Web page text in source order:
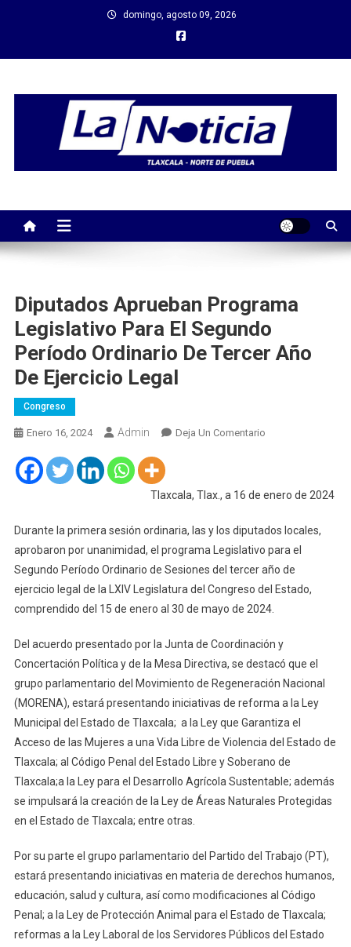
domingo, agosto 09, 2026
Diputados Aprueban Programa
Legislativo Para El Segundo
Período Ordinario De Tercer Año
De Ejercicio Legal
Congreso
Enero 16, 2024 Admin Deja Un ComentarioEn
Segundo
Período
Ordinario
De
Año
De
Ejercicio
Legal
Tlaxcala, Tlax., a 16 de enero de 2024
Durante la primera sesión ordinaria, las y los diputados locales,
aprobaron por unanimidad, el programa Legislativo para el
Segundo Período Ordinario de Sesiones del tercer año de
ejercicio legal de la LXIV Legislatura del Congreso del Estado,
comprendido del 15 de enero al 30 de mayo de 2024.
Del acuerdo presentado por la Junta de Coordinación y
Concertación Política y de la Mesa Directiva, se destacó que el
grupo parlamentario del Movimiento de Regeneración Nacional
(MORENA), estará presentando iniciativas de reforma a la Ley
Municipal del Estado de Tlaxcala; a la Ley que Garantiza el
Acceso de las Mujeres a una Vida Libre de Violencia del Estado de
Tlaxcala; al Código Penal del Estado Libre y Soberano de
Tlaxcala;a la Ley para el Desarrollo Agrícola Sustentable; además
se impulsará la creación de la Ley de Áreas Naturales Protegidas
en el Estado de Tlaxcala; entre otras.
Por su parte el grupo parlamentario del Partido del Trabajo (PT),
estará presentando iniciativas en materia de derechos humanos,
educación, salud y cultura, así como modificaciones al Código
Penal; a la Ley de Protección Animal para el Estado de Tlaxcala;
reformas a la Ley Laboral de los Servidores Públicos del Estado